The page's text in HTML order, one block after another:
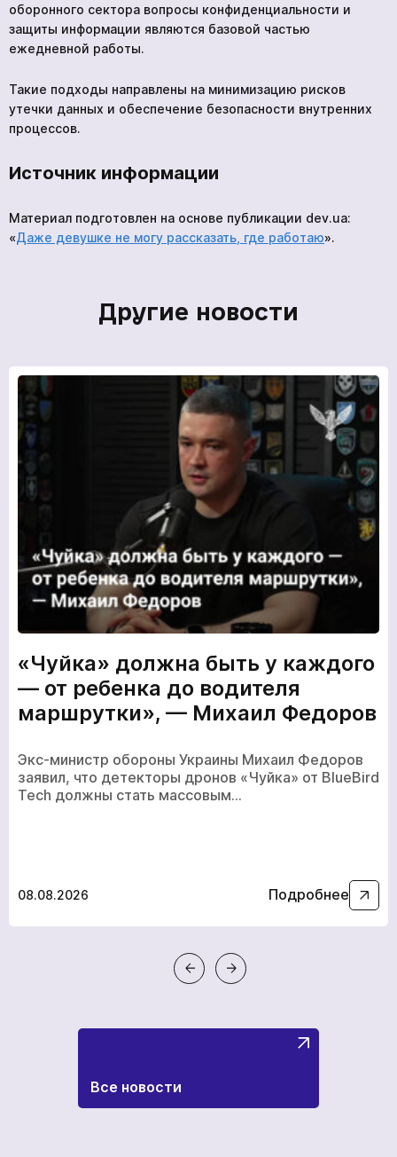
оборонного сектора вопросы конфиденциальности и
защиты информации являются базовой частью
ежедневной работы.
Такие подходы направлены на минимизацию рисков
утечки данных и обеспечение безопасности внутренних
процессов.
Источник информации
Материал подготовлен на основе публикации dev.ua:
«Даже девушке не могу рассказать, где работаю».
Другие новости
«Чуйка» должна быть у каждого
— от ребенка до водителя
маршрутки», — Михаил Федоров
Экс-министр обороны Украины Михаил Федоров
заявил, что детекторы дронов «Чуйка» от BlueBird
Tech должны стать массовым…
08.08.2026 Подробнее
Все новости